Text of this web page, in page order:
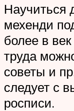
Научиться
мехенди
более в век
труда
советы и
следует с
росписи.